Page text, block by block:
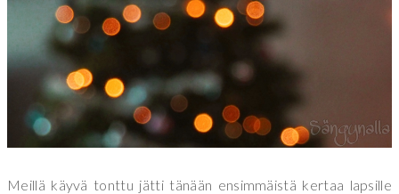
Meillä käyvä tonttu jätti tänään ensimmäistä kertaa lapsille